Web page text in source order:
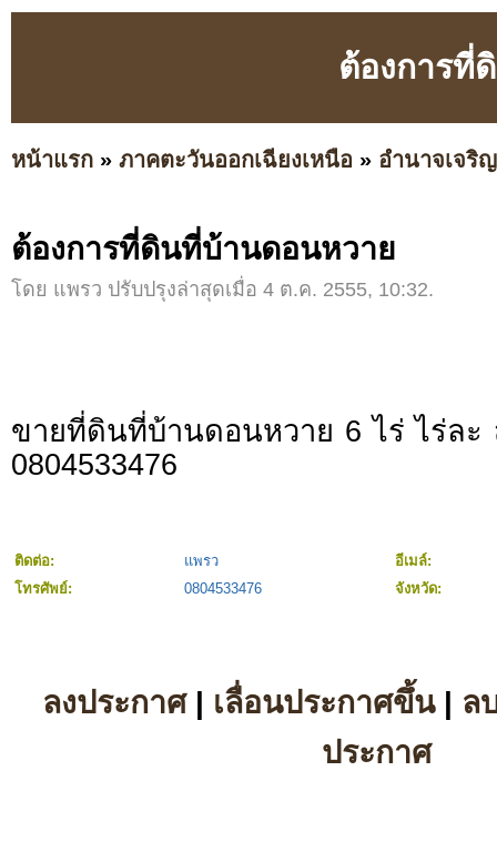
ต้องการที่
หน้าแรก » ภาคตะวันออกเฉียงเหนือ » อำนาจเจริญ
ต้องการที่ดินที่บ้านดอนหวาย
โดย แพรว ปรับปรุงล่าสุดเมื่อ 4 ต.ค. 2555, 10:32.
ขายที่ดินที่บ้านดอนหวาย 6 ไร่ ไร่ละ
0804533476
ติดต่อ: แพรว
อีเมล์:
โทรศัพย์:
0804533476 จังหวัด:
ลงประกาศ| เลื่อนประกาศขึ้น| ล
ประกาศ